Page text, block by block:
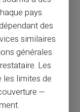
pays.
des
similaires
générales
Les
limites de
—